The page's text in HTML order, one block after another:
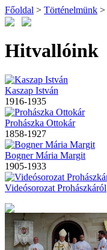
Főoldal > Történelmünk >
Hitvallóink
Kaszap István
1916-1935
Prohászka Ottokár
1858-1927
Bogner Mária Margit
1905-1933
Videósorozat Prohászkáról